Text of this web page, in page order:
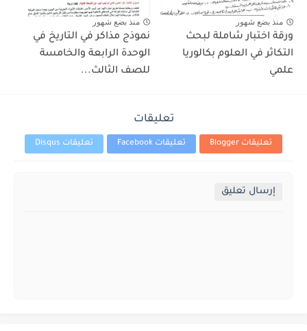
منذ بضع شهور
ورقة اختبار شاملة لبحث
التكاثر في العلوم بكالوريا
علمي
منذ بضع شهور
نموذج مذاكر في التاريخ في
الوحدة الرابعة والخامسة
للصف الثالث...
تعليقات
تعليقات Blogger تعليقات Facebook تعليقات Disqus
إرسال تعليق